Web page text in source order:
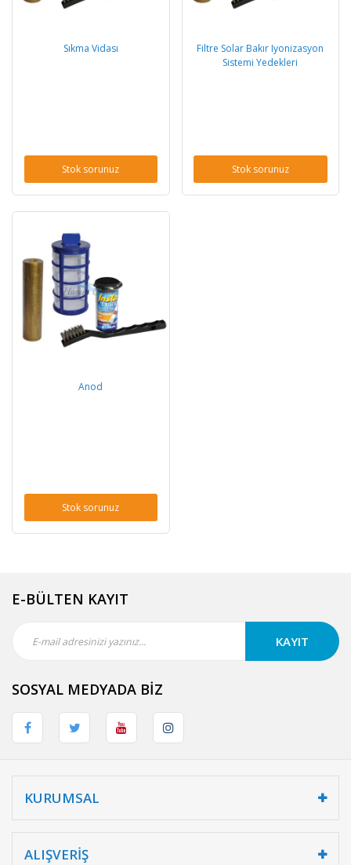
Sıkma Vidası
Stok sorunuz
Filtre Solar Bakır Iyonizasyon
Sistemi Yedekleri
Stok sorunuz
Anod
Stok sorunuz
E-BÜLTEN KAYIT
KAYIT
SOSYAL MEDYADA BİZ
KURUMSAL
ALIŞVERİŞ